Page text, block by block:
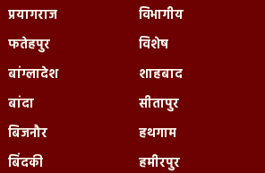
प्रयागराज
फतेहपुर
बांग्लादेश
बांदा
बिजनौर
बिंदकी
विभागीय
विशेष
शाहबाद
सीतापुर
हथगाम
हमीरपुर